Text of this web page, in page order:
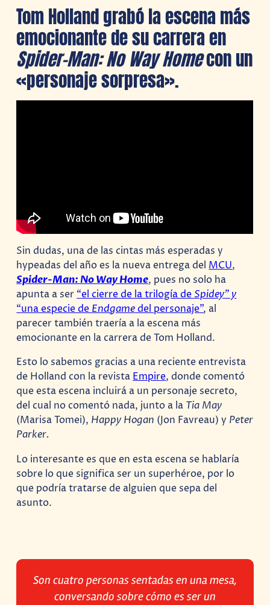
Tom Holland grabó la escena más
emocionante de su carrera en
Spider-Man: No Way Homecon un
«personaje sorpresa».
Sin dudas, una de las cintas más esperadas y
hypeadas del año es la nueva entrega del MCU,
Spider-Man: No Way Home, pues no solo ha
apunta a ser “el cierre de la trilogía de Spidey” y
“una especie de Endgamedel personaje”, al
parecer también traería a la escena más
emocionante en la carrera de Tom Holland.
Esto lo sabemos gracias a una reciente entrevista
de Holland con la revistaEmpire, donde comentó
que esta escena incluirá a un personaje secreto,
del cual no comentó nada, junto a la Tia May
(Marisa Tomei), Happy Hogan (Jon Favreau) y Peter
Parker.
Lo interesante es que en esta escena se hablaría
sobre lo que significa ser un superhéroe, por lo
que podría tratarse de alguien que sepa del
asunto.
Son cuatro personas sentadas en una mesa,
conversando sobre cómo es ser un